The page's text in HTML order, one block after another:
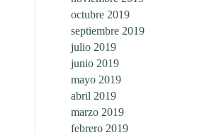
octubre 2019
septiembre 2019
julio 2019
junio 2019
mayo 2019
abril 2019
marzo 2019
febrero 2019